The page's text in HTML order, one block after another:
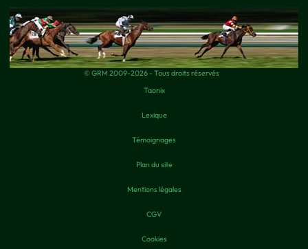
© GRM 2009-2026 - Tous droits réservés
Taonix
Lexique
Témoignages
Plan du site
Mentions légales
CGV
Cookies